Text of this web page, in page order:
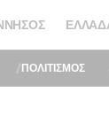
ΠΟΛΙΤΙΣΜΟΣ